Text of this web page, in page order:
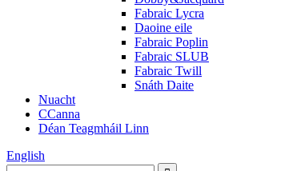
Fabraic Lycra
Daoine eile
Fabraic Poplin
Fabraic SLUB
Fabraic Twill
Snáth Daite
Nuacht
CCanna
Déan Teagmháil Linn
English